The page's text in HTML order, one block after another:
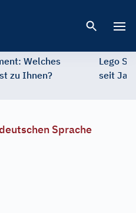
Welches
zu Ihnen?
Lego
seit
Sprache